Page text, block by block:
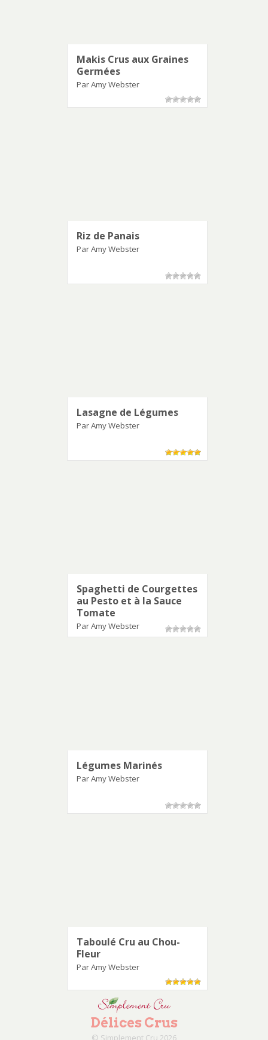
Makis Crus aux Graines
Germées
Par Amy Webster
Riz de Panais
Par Amy Webster
Lasagne de Légumes
Par Amy Webster
Spaghetti de Courgettes
au Pesto et à la Sauce
Tomate
Par Amy Webster
Légumes Marinés
Par Amy Webster
Taboulé Cru au Chou-
Fleur
Par Amy Webster
Délices Crus
© Simplement Cru 2026